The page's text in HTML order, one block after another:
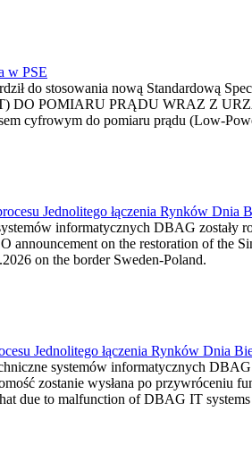
w PSE
do stosowania nową Standardową
POMIARU PRĄDU WRAZ Z
cyfrowym do pomiaru prądu (Low-
Jednolitego łączenia Rynków Dnia
informatycznych DBAG zostały
announcement on the restoration of
on the border Sweden-Poland.
Jednolitego łączenia Rynków Dnia
systemów informatycznych
zostanie wysłana po przywróceniu
due to malfunction of DBAG IT systems